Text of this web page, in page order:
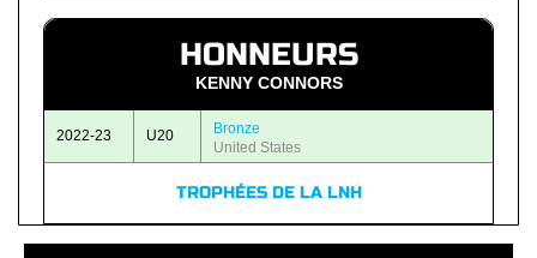
HONNEURS
KENNY CONNORS
2022-23 U20
Bronze
United States
TROPHÉES DE LA LNH